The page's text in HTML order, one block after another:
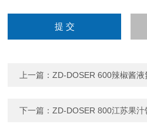
上一篇：ZD-DOSER 600辣椒酱液
下一篇：ZD-DOSER 800江苏果